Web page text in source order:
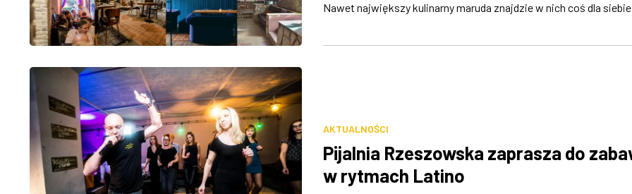
Nawet największy kulinarny maruda znajdzie w nich coś dla
AKTUALNOŚCI
Pijalnia Rzeszowska zaprasza do
w rytmach Latino